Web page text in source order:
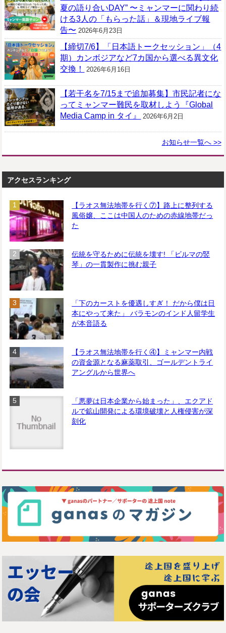
夏の語り合いDAY” 〜ミャンマーに関わり続
ける3人の「もらった話」＆現地ライブ報
告〜 2026年6月23日
【締切7/6】「日本語トークセッション」（4
期）カンボジアなど7カ国から選べる異文化
交換！
2026年6月16日
【若干名を7/15まで追加募集】市民記者にな
ってミャンマー難民を取材しよう『Global
Media Camp in タイ』
2026年6月2日
お知らせ一覧へ >>
アクセスランキング
【ラオス無法地帯を行く⑦】路上に整列する
風俗嬢、ここは中国人のための赤線地帯だっ
た
伝統を守るために伝統を壊す! 「ビルマの竪
琴」の一貫製作に挑む親子
「下のカーストを優遇しすぎ！ だから僕は日
本にやって来た」 バラモンのインド人留学生
が本音語る
【ラオス無法地帯を行く④】ミャンマー内戦
の資金源となる麻薬取引、ゴールデントライ
アングルから世界へ
「悪夢は日本企業から始まった」、エクアド
ルで鉱山開発による環境破壊と人権侵害が深
刻化